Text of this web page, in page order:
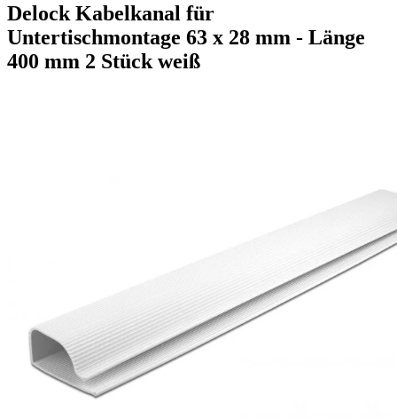
Delock Kabelkanal für
Untertischmontage 63 x 28 mm - Länge
400 mm 2 Stück weiß